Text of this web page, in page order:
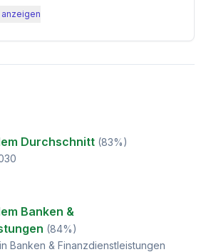
Durchschnitt (83%)
Banken &
(84%)
in Banken & Finanzdienstleistungen